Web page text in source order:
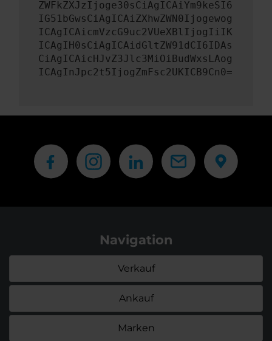
ZWFkZXJzIjoge30sCiAgICAiYm9keSI6
IG51bGwsCiAgICAiZXhwZWN0Ijogewog
ICAgICAicmVzcG9uc2VUeXBlIjogIiIK
ICAgIH0sCiAgICAidGltZW91dCI6IDAs
CiAgICAicHJvZ3Jlc3MiOiBudWxsLAog
ICAgInJpc2t5IjogZmFsc2UKICB9Cn0=
Navigation
Verkauf
Ankauf
Marken